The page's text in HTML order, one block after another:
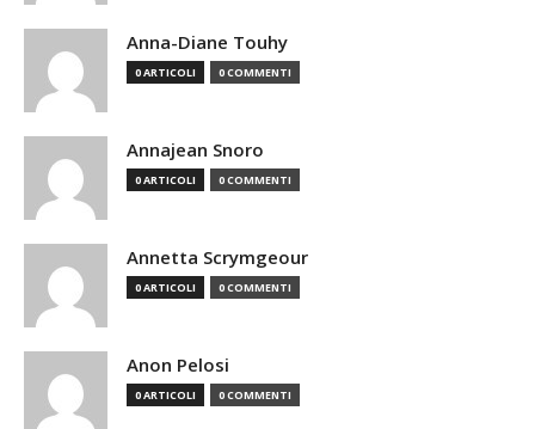
Anna-Diane Touhy
0 ARTICOLI 0 COMMENTI
Annajean Snoro
0 ARTICOLI 0 COMMENTI
Annetta Scrymgeour
0 ARTICOLI 0 COMMENTI
Anon Pelosi
0 ARTICOLI 0 COMMENTI